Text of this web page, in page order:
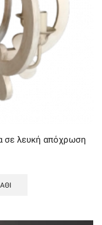
σε λευκή απόχρωση